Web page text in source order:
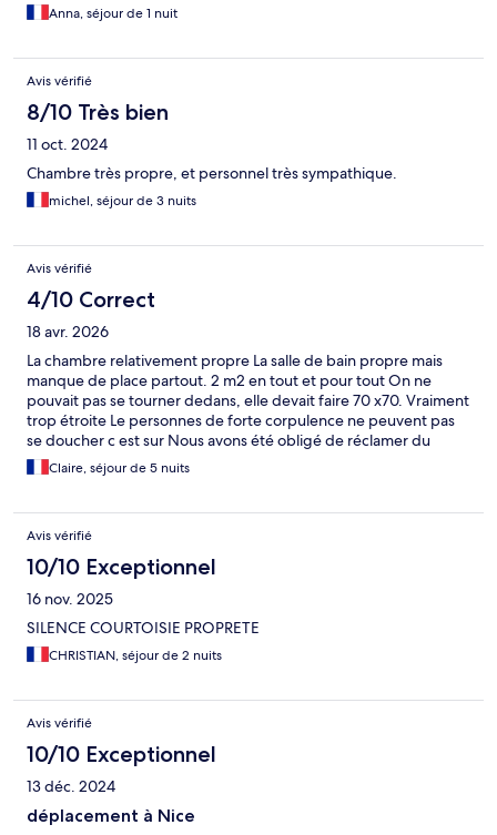
Anna, séjour de 1 nuit
Avis vérifié
8/10 Très bien
11 oct. 2024
Chambre très propre, et personnel très sympathique.
michel, séjour de 3 nuits
Avis vérifié
4/10 Correct
18 avr. 2026
La chambre relativement propre La salle de bain propre mais
manque de place partout. 2 m2 en tout et pour tout On ne
pouvait pas se tourner dedans, elle devait faire 70 x70. Vraiment
trop étroite Le personnes de forte corpulence ne peuvent pas
se doucher c est sur Nous avons été obligé de réclamer du
papier toilette ☹️ Le petit dej vraiment moyen☹️
Claire, séjour de 5 nuits
Avis vérifié
10/10 Exceptionnel
16 nov. 2025
SILENCE COURTOISIE PROPRETE
CHRISTIAN, séjour de 2 nuits
Avis vérifié
10/10 Exceptionnel
13 déc. 2024
déplacement à Nice